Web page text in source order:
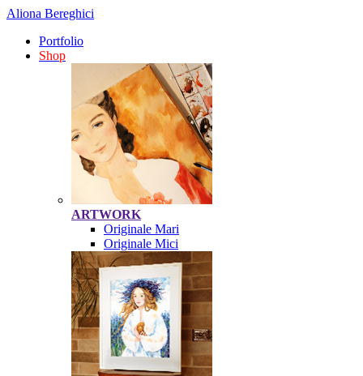
Aliona Bereghici
Portfolio
Shop
ARTWORK
Originale Mari
Originale Mici